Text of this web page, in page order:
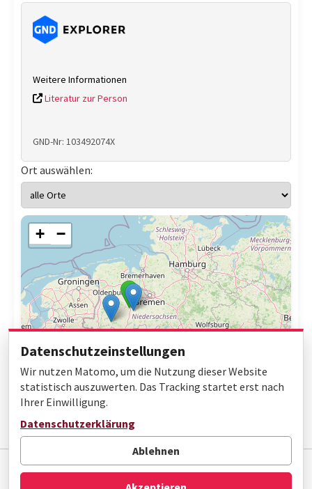
Weitere Informationen
Literatur zur Person
GND-Nr: 103492074X
Ort auswählen:
+ −
Impressum Datenschutz
Barrierefreiheit
Datenschutzeinstellungen
Wir nutzen Matomo, um die Nutzung dieser Website
statistisch auszuwerten. Das Tracking startet erst nach
Ihrer Einwilligung.
Datenschutzerklärung
Ablehnen